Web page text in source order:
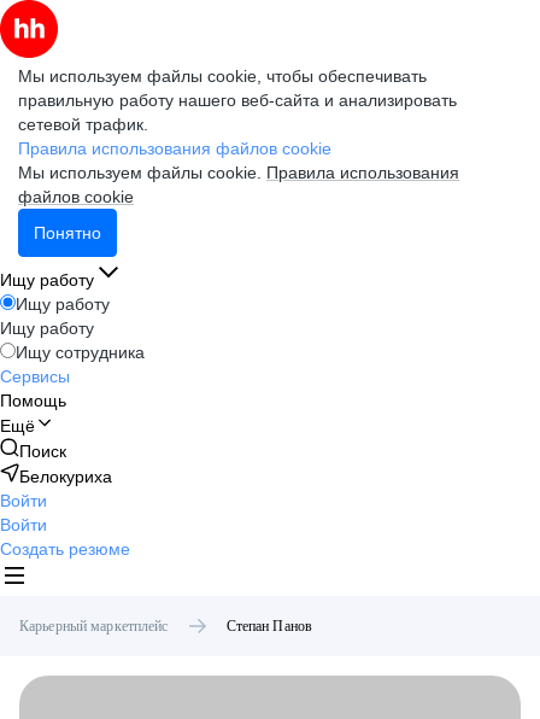
Мы используем файлы cookie, чтобы обеспечивать
правильную работу нашего веб-сайта и анализировать
сетевой трафик.
Правила использования файлов cookie
Мы используем файлы cookie. Правила использования
файлов cookie
Понятно
Ищу работу
Ищу работу
Ищу работу
Ищу сотрудника
Сервисы
Помощь
Ещё
Поиск
Белокуриха
Войти
Войти
Создать резюме
Карьерный маркетплейс Степан Панов